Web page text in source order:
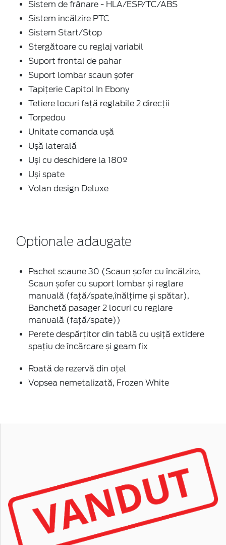
Sistem de frânare - HLA/ESP/TC/ABS
Sistem incălzire PTC
Sistem Start/Stop
Stergătoare cu reglaj variabil
Suport frontal de pahar
Suport lombar scaun șofer
Tapițerie Capitol In Ebony
Tetiere locuri față reglabile 2 direcții
Torpedou
Unitate comanda ușă
Ușă laterală
Uși cu deschidere la 180º
Uși spate
Volan design Deluxe
Optionale adaugate
Pachet scaune 30 (Scaun șofer cu încălzire,
Scaun șofer cu suport lombar și reglare
manuală (față/spate,înălțime și spătar),
Banchetă pasager 2 locuri cu reglare
manuală (față/spate))
Perete despărțitor din tablă cu ușiță extidere
spațiu de încărcare și geam fix
Roată de rezervă din oțel
Vopsea nemetalizată, Frozen White